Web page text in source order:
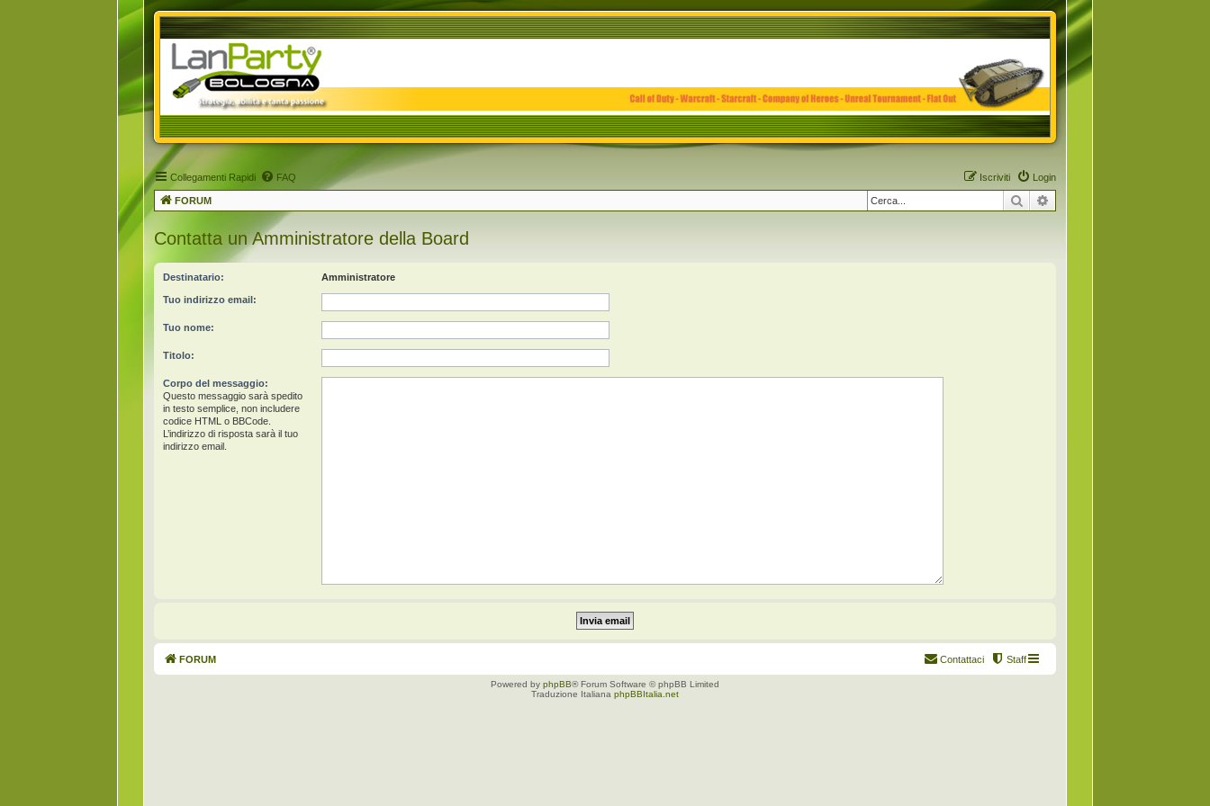
Collegamenti Rapidi FAQ Login
Iscriviti
FORUM Cerca
Contatta un Amministratore della Board
Destinatario: Amministratore
Tuo indirizzo email:
Tuo nome:
Titolo:
Corpo del messaggio:
Questo messaggio sarà spedito
in testo semplice, non includere
codice HTML o BBCode.
L’indirizzo di risposta sarà il tuo
indirizzo email.
FORUM Staff
Contattaci
Powered by phpBB® Forum Software © phpBB Limited
Traduzione Italiana phpBBItalia.net